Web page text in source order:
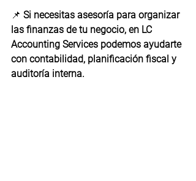
📌 Si necesitas asesoría para organizar
las finanzas de tu negocio, en LC
Accounting Services podemos ayudarte
con contabilidad, planificación fiscal y
auditoría interna.